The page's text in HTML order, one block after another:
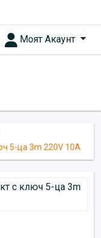
Моят Акаунт
5-ца 3m 220V 10A